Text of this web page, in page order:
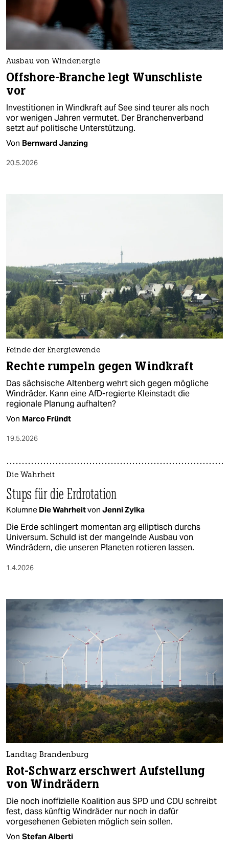
nord
wahrheit
verlag
verlag
veranstaltungen
shop
Ausbau von Windenergie
Offshore-Branche legt Wunschliste
vor
Investitionen in Windkraft auf See sind teurer als noch
vor wenigen Jahren vermutet. Der Branchenverband
setzt auf politische Unterstützung.
Von Bernward Janzing
20.5.2026
Feinde der Energiewende
Rechte rumpeln gegen Windkraft
Das sächsische Altenberg wehrt sich gegen mögliche
Windräder. Kann eine AfD-regierte Kleinstadt die
regionale Planung aufhalten?
Von Marco Fründt
19.5.2026
Die Wahrheit
Stups für die Erdrotation
Kolumne Die Wahrheitvon Jenni Zylka
Die Erde schlingert momentan arg elliptisch durchs
Universum. Schuld ist der mangelnde Ausbau von
Windrädern, die unseren Planeten rotieren lassen.
1.4.2026
Landtag Brandenburg
Rot-Schwarz erschwert Aufstellung
von Windrädern
Die noch inoffizielle Koalition aus SPD und CDU schreibt
fest, dass künftig Windräder nur noch in dafür
vorgesehenen Gebieten möglich sein sollen.
Von Stefan Alberti